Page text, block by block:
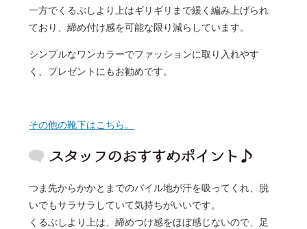
一方でくるぶしより上はギリギリまで緩く編み上げられ
ており、締め付け感を可能な限り減らしています。
シンプルなワンカラーでファッションに取り入れやす
く、プレゼントにもお勧めです。
その他の靴下はこちら。
つま先からかかとまでのパイル地が汗を吸ってくれ、脱
いでもサラサラしていて気持ちがいいです。
くるぶしより上は、締めつけ感をほぼ感じないので、足